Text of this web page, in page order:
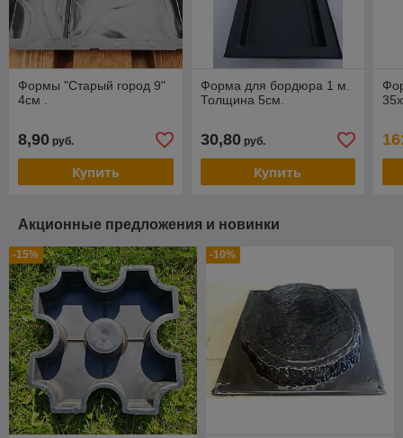
Формы "Старый город 9"
4см .
8,90 руб.
Купить
Форма для бордюра 1 м.
Толщина 5см.
30,80руб.
Купить
Акционные предложения и новинки
-15% -10%